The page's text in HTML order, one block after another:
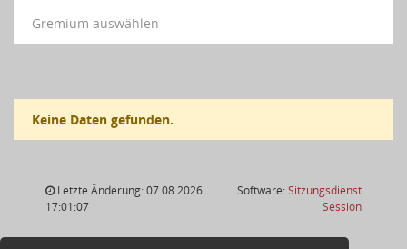
Gremium auswählen
Keine Daten gefunden.
Letzte Änderung: 07.08.2026
17:01:07
Software:Sitzungsdienst
Session(Wird in